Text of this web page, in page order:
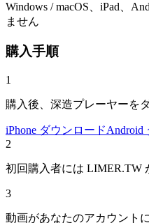
Windows / macOS、iPad、
ません
購入手順
1
購入後、深造プレーヤーを
iPhone ダウンロードAndroid
2
初回購入者には LIMER.TW
3
動画があなたのアカウント